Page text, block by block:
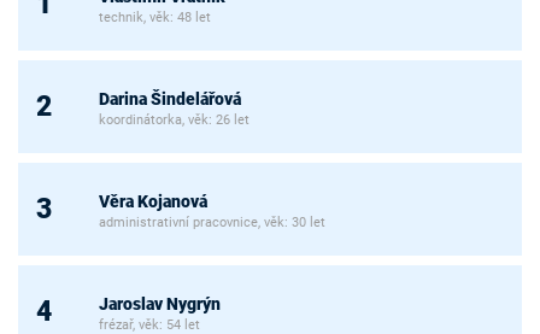
technik, věk: 48 let
2 Darina Šindelářová
koordinátorka, věk: 26 let
3 Věra Kojanová
administrativní pracovnice, věk: 30 let
4 Jaroslav Nygrýn
frézař, věk: 54 let